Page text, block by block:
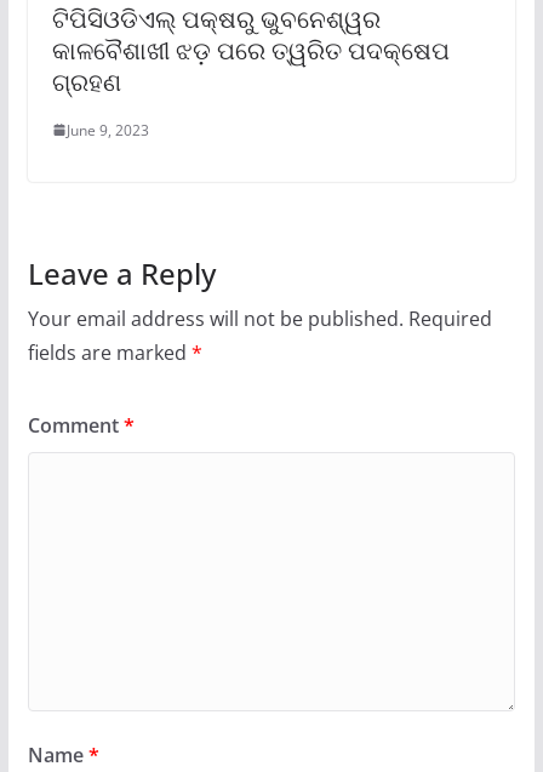
ଟିପିସିଓଡିଏଲ୍ ପକ୍ଷରୁ ଭୁବନେଶ୍ୱର
କାଳବୈଶାଖୀ ଝଡ଼ ପରେ ତ୍ୱରିତ ପଦକ୍ଷେପ
ଗ୍ରହଣ
June 9, 2023
Leave a Reply
Your email address will not be published. Required
fields are marked *
Comment*
Name*